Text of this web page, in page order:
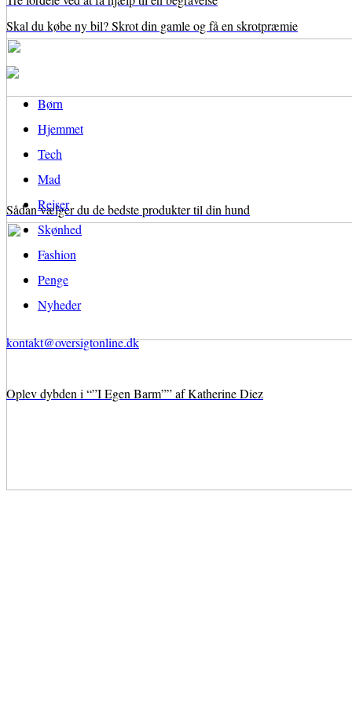
Skal du købe ny bil? Skrot din gamle og få en skrotpræmie
Sådan vælger du de bedste produkter til din hund
Oplev dybden i “”I Egen Barm”” af Katherine Diez
Børn
Hjemmet
Tech
Mad
Rejser
Skønhed
Fashion
Penge
Nyheder
kontakt@oversigtonline.dk